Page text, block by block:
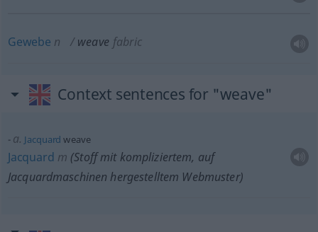
Gewebe n weave fabric
Context sentences for "weave"
a. Jacquard weave
Jacquard m (Stoff mit kompliziertem, auf
Jacquardmaschinen hergestelltem Webmuster)